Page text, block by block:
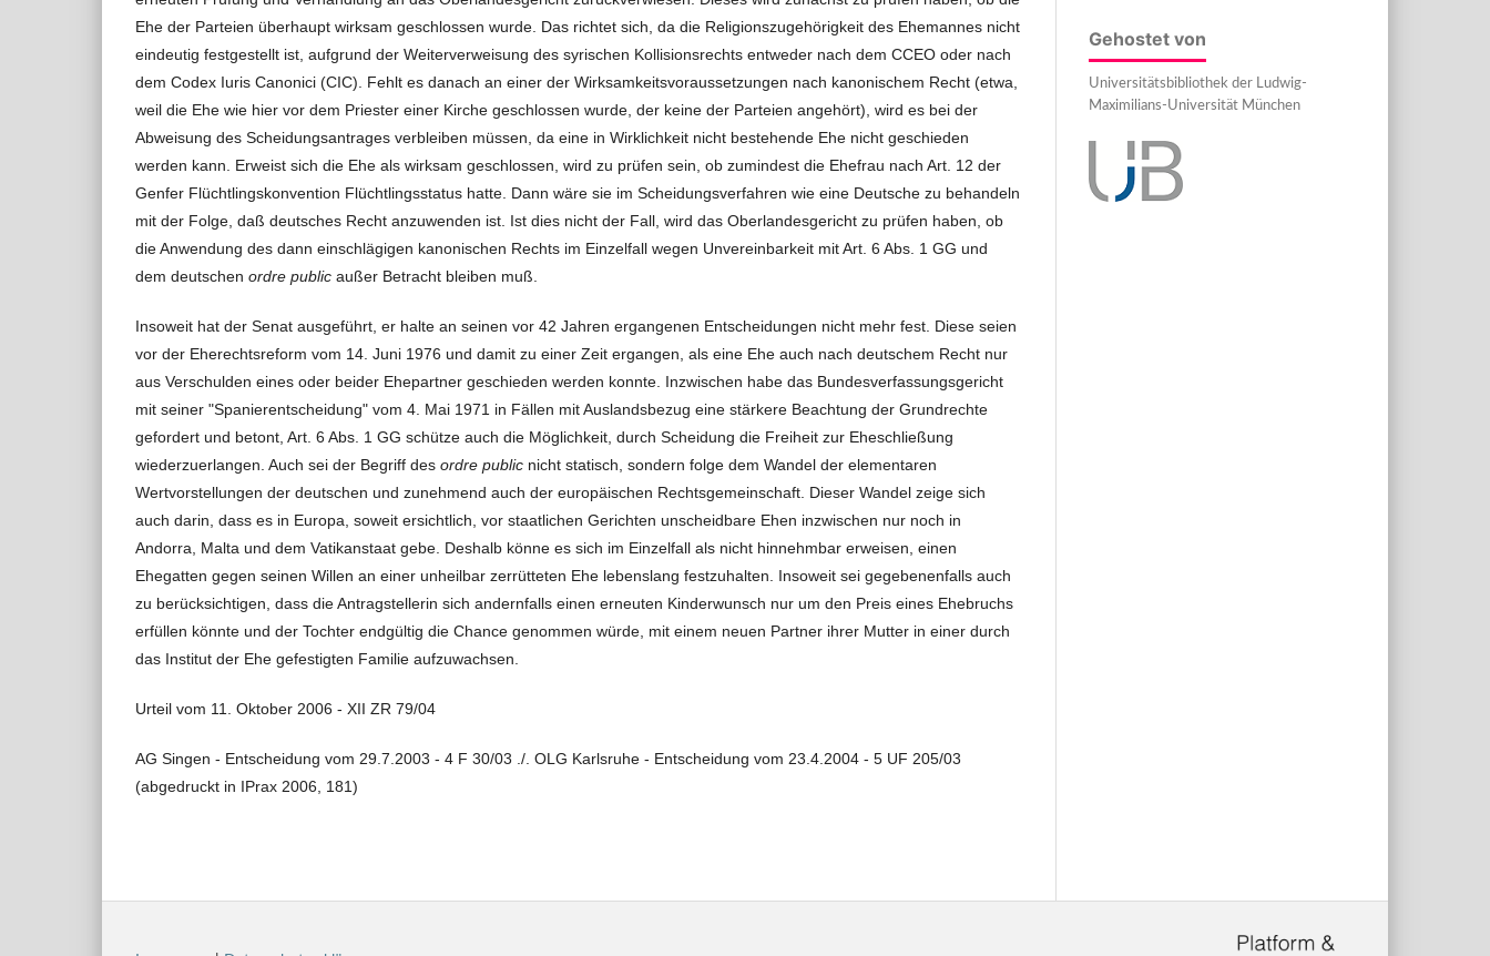
Ehe der Parteien überhaupt wirksam geschlossen wurde. Das richtet sich, da die Religionszugehörigkeit des Ehemannes nicht
eindeutig festgestellt ist, aufgrund der Weiterverweisung des syrischen Kollisionsrechts entweder nach dem CCEO oder nach
dem Codex Iuris Canonici (CIC). Fehlt es danach an einer der Wirksamkeitsvoraussetzungen nach kanonischem Recht (etwa,
weil die Ehe wie hier vor dem Priester einer Kirche geschlossen wurde, der keine der Parteien angehört), wird es bei der
Abweisung des Scheidungsantrages verbleiben müssen, da eine in Wirklichkeit nicht bestehende Ehe nicht geschieden
werden kann. Erweist sich die Ehe als wirksam geschlossen, wird zu prüfen sein, ob zumindest die Ehefrau nach Art. 12 der
Genfer Flüchtlingskonvention Flüchtlingsstatus hatte. Dann wäre sie im Scheidungsverfahren wie eine Deutsche zu behandeln
mit der Folge, daß deutsches Recht anzuwenden ist. Ist dies nicht der Fall, wird das Oberlandesgericht zu prüfen haben, ob
die Anwendung des dann einschlägigen kanonischen Rechts im Einzelfall wegen Unvereinbarkeit mit Art. 6 Abs. 1 GG und
dem deutschen ordre public außer Betracht bleiben muß.
Insoweit hat der Senat ausgeführt, er halte an seinen vor 42 Jahren ergangenen Entscheidungen nicht mehr fest. Diese seien
vor der Eherechtsreform vom 14. Juni 1976 und damit zu einer Zeit ergangen, als eine Ehe auch nach deutschem Recht nur
aus Verschulden eines oder beider Ehepartner geschieden werden konnte. Inzwischen habe das Bundesverfassungsgericht
mit seiner "Spanierentscheidung" vom 4. Mai 1971 in Fällen mit Auslandsbezug eine stärkere Beachtung der Grundrechte
gefordert und betont, Art. 6 Abs. 1 GG schütze auch die Möglichkeit, durch Scheidung die Freiheit zur Eheschließung
wiederzuerlangen. Auch sei der Begriff des ordre public nicht statisch, sondern folge dem Wandel der elementaren
Wertvorstellungen der deutschen und zunehmend auch der europäischen Rechtsgemeinschaft. Dieser Wandel zeige sich
auch darin, dass es in Europa, soweit ersichtlich, vor staatlichen Gerichten unscheidbare Ehen inzwischen nur noch in
Andorra, Malta und dem Vatikanstaat gebe. Deshalb könne es sich im Einzelfall als nicht hinnehmbar erweisen, einen
Ehegatten gegen seinen Willen an einer unheilbar zerrütteten Ehe lebenslang festzuhalten. Insoweit sei gegebenenfalls auch
zu berücksichtigen, dass die Antragstellerin sich andernfalls einen erneuten Kinderwunsch nur um den Preis eines Ehebruchs
erfüllen könnte und der Tochter endgültig die Chance genommen würde, mit einem neuen Partner ihrer Mutter in einer durch
das Institut der Ehe gefestigten Familie aufzuwachsen.
Urteil vom 11. Oktober 2006 - XII ZR 79/04
AG Singen - Entscheidung vom 29.7.2003 - 4 F 30/03 ./. OLG Karlsruhe - Entscheidung vom 23.4.2004 - 5 UF 205/03
(abgedruckt in IPrax 2006, 181)
Gehostet von
Universitätsbibliothek der Ludwig-
Maximilians-Universität München